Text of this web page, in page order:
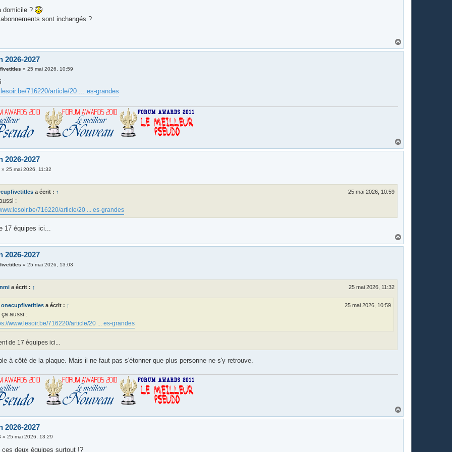
domicile ?
sont inchangés ?
a
2026-2027
»25 mai 2026, 10:59
:
716220/article/20 ... es-grandes
a
2026-2027
»25 mai 2026, 11:32
a écrit : ↑ 25 mai 2026, 10:59
:
716220/article/20 ... es-grandes
17 équipes ici...
a
2026-2027
»25 mai 2026, 13:03
a écrit : ↑ 25 mai 2026, 11:32
onecupfivetitles a écrit : ↑ 25 mai 2026, 10:59
ça aussi :
www.lesoir.be/716220/article/20 ... es-grandes
de 17 équipes ici...
à côté de la plaque. Mais il ne faut pas s'étonner que plus personne ne s'y retrouve.
a
2026-2027
»25 mai 2026, 13:29
ces deux équipes surtout !?